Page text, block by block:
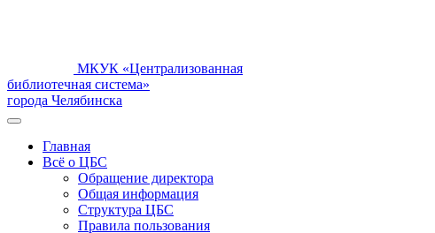
МКУК «Централизованная
библиотечная система»
города Челябинска
Главная
Всё о ЦБС
Обращение директора
Общая информация
Структура ЦБС
Правила пользования